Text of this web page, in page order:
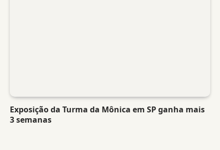
Exposição da Turma da Mônica em SP ganha mais
3 semanas